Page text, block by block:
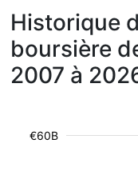
Historique
boursière
2007 à
€60B